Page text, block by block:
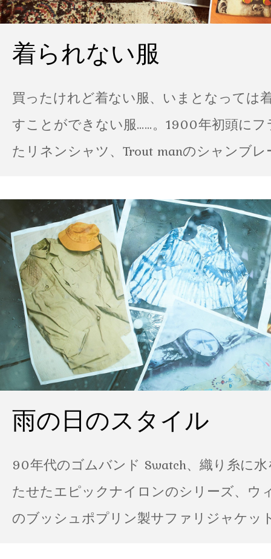
着られない服
買ったけれど着ない服、いまとなっては
すことができない服……。1900年初頭に
たリネンシャツ、Trout manのシャンブ
雨の日のスタイル
90年代のゴムバンド Swatch、織り糸に
たせたエピックナイロンのシリーズ、ウ
のブッシュポプリン製サファリジャケッ